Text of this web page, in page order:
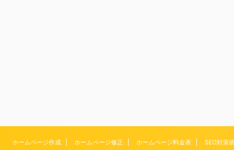
ホームページ作成 ホームページ修正 ホームページ料金表 SEO対策